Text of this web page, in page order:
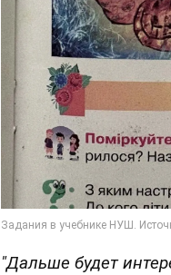
"Дальше будет